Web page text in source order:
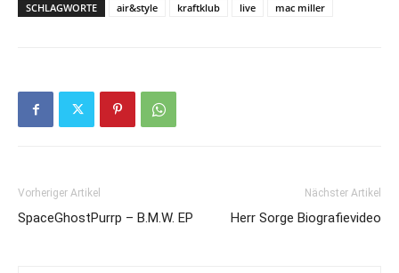
SCHLAGWORTE air&style kraftklub live mac miller
Vorheriger Artikel
SpaceGhostPurrp – B.M.W. EP
Nächster Artikel
Herr Sorge Biografievideo